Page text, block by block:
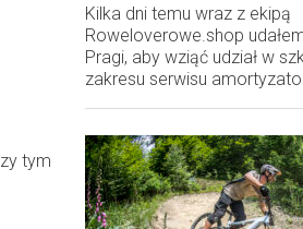
tym
Kilka dni temu wraz z ekipą
Roweloverowe.shop
Pragi, aby wziąć udział w
zakresu serwisu